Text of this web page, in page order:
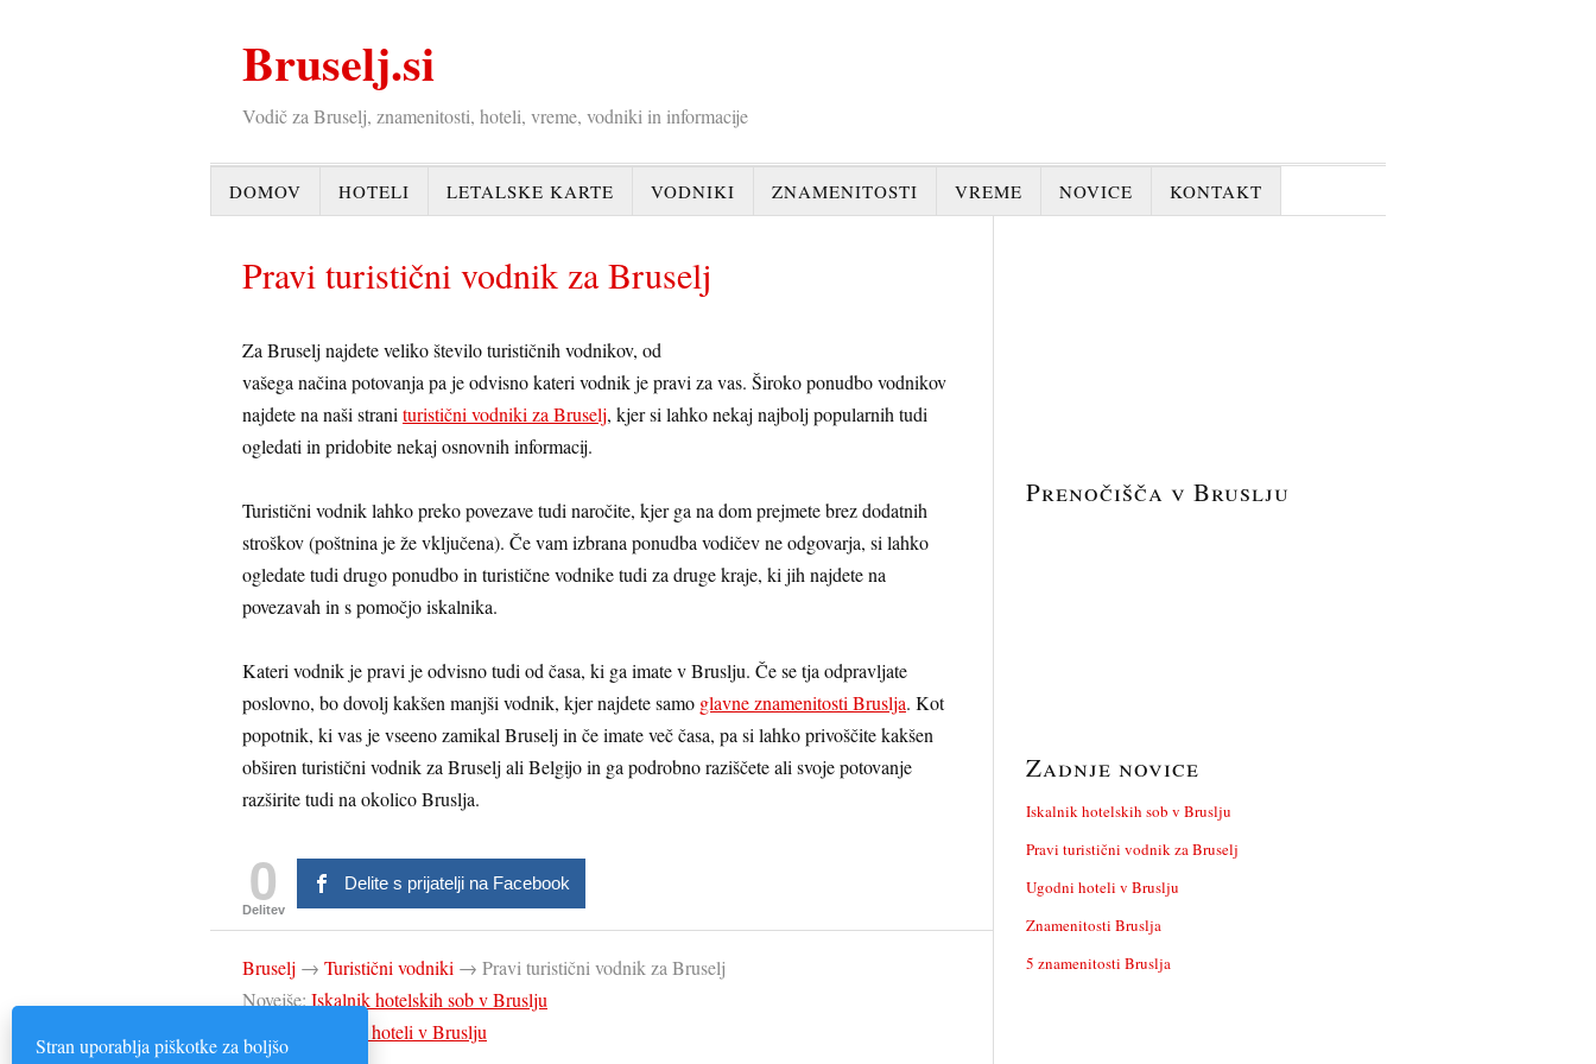
Bruselj.si
Vodič za Bruselj, znamenitosti, hoteli, vreme, vodniki in informacije
DOMOV HOTELI LETALSKE KARTE VODNIKI ZNAMENITOSTI VREME NOVICE KONTAKT
Pravi turistični vodnik za Bruselj
Za Bruselj najdete veliko število turističnih vodnikov, od
vašega načina potovanja pa je odvisno kateri vodnik je pravi za vas. Široko ponudbo vodnikov
najdete na naši strani turistični vodniki za Bruselj, kjer si lahko nekaj najbolj popularnih tudi
ogledati in pridobite nekaj osnovnih informacij.
Turistični vodnik lahko preko povezave tudi naročite, kjer ga na dom prejmete brez dodatnih
stroškov (poštnina je že vključena). Če vam izbrana ponudba vodičev ne odgovarja, si lahko
ogledate tudi drugo ponudbo in turistične vodnike tudi za druge kraje, ki jih najdete na
povezavah in s pomočjo iskalnika.
Kateri vodnik je pravi je odvisno tudi od časa, ki ga imate v Bruslju. Če se tja odpravljate
poslovno, bo dovolj kakšen manjši vodnik, kjer najdete samo glavne znamenitosti Bruslja. Kot
popotnik, ki vas je vseeno zamikal Bruselj in če imate več časa, pa si lahko privoščite kakšen
obširen turistični vodnik za Bruselj ali Belgijo in ga podrobno raziščete ali svoje potovanje
razširite tudi na okolico Bruslja.
0
Delitev
Delite s prijatelji na Facebook
Bruselj → Turistični vodniki → Pravi turistični vodnik za Bruselj
Novejše: Iskalnik hotelskih sob v Bruslju
Ugodni hoteli v Bruslju
Prenočišča v Bruslju
Zadnje novice
Iskalnik hotelskih sob v Bruslju
Pravi turistični vodnik za Bruselj
Ugodni hoteli v Bruslju
Znamenitosti Bruslja
5 znamenitosti Bruslja
Stran uporablja piškotke za boljšo